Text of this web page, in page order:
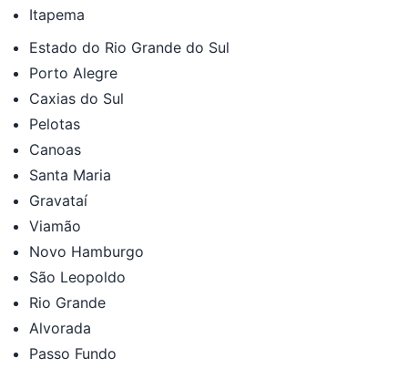
Itapema
Estado do Rio Grande do Sul
Porto Alegre
Caxias do Sul
Pelotas
Canoas
Santa Maria
Gravataí
Viamão
Novo Hamburgo
São Leopoldo
Rio Grande
Alvorada
Passo Fundo